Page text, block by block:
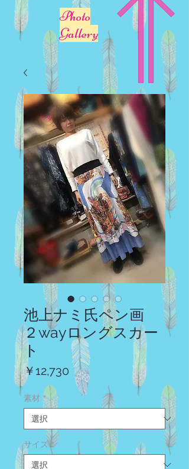
Photo
Gallery
池上ナミ氏ペン画
２wayロングスカー
ト
￥12,730 価
格
素材 *
サイズ *